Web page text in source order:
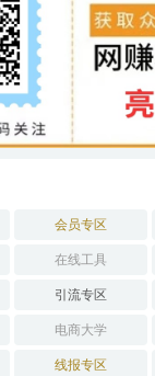
会员专区
在线工具
引流专区
电商大学
线报专区